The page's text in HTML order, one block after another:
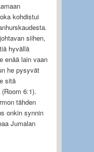
kohdistui
siihen,
hyvällä
enää lain vaan
he pysyvät
sitä
6:1).
tähden
onkin synnin
Jumalan